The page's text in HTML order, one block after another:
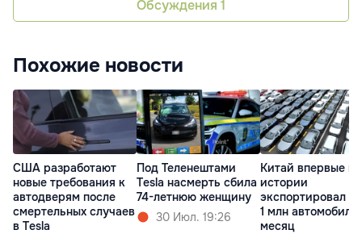
Обсуждения 1
Похожие новости
США разработают
новые требования к
автодверям после
смертельных случаев
в Tesla
Под Теленештами
Tesla насмерть сбила
74-летнюю женщину
30 Июл. 19:26
Китай впервые в
истории
экспортировал
1 млн
месяц